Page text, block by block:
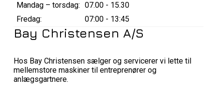
Mandag – torsdag: 07.00 - 15.30
Fredag:
07:00 - 13:45
Bay Christensen A/S
Hos Bay Christensen sælger og servicerer vi lette til
mellemstore maskiner til entreprenører og
anlægsgartnere.